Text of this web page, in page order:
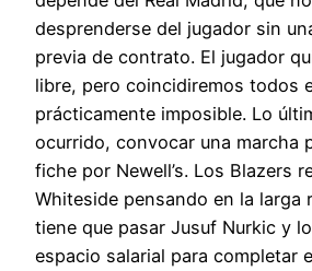
desprenderse del jugador sin
previa de contrato. El jugador
libre, pero coincidiremos todos
prácticamente imposible. Lo
ocurrido, convocar una marcha
fiche por Newell’s. Los Blazers
Whiteside pensando en la larga
tiene que pasar Jusuf Nurkic y
espacio salarial para completar